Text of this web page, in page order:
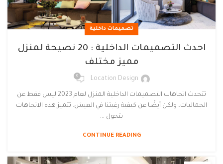
تصميمات داخلية
احدث التصميمات الداخلية : 20 نصيحة لمنزل
مميز مختلف
Location Design
0
تتحدث اتجاهات التصميمات الداخلية المنزل لعام 2023 ليس فقط عن
الجماليات، ولكن أيضًا عن كيفية رغبتنا في العيش. تتميز هذه الاتجاهات
بتحول ...
CONTINUE READING